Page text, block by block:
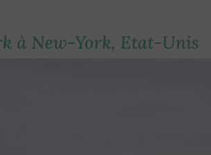
à New-York, Etat-Unis